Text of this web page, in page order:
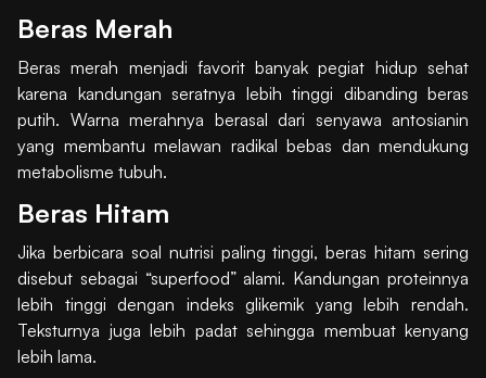
Beras Merah
Beras merah menjadi favorit banyak pegiat hidup sehat
karena kandungan seratnya lebih tinggi dibanding beras
putih. Warna merahnya berasal dari senyawa antosianin
yang membantu melawan radikal bebas dan mendukung
metabolisme tubuh.
Beras Hitam
Jika berbicara soal nutrisi paling tinggi, beras hitam sering
disebut sebagai “superfood” alami. Kandungan proteinnya
lebih tinggi dengan indeks glikemik yang lebih rendah.
Teksturnya juga lebih padat sehingga membuat kenyang
lebih lama.